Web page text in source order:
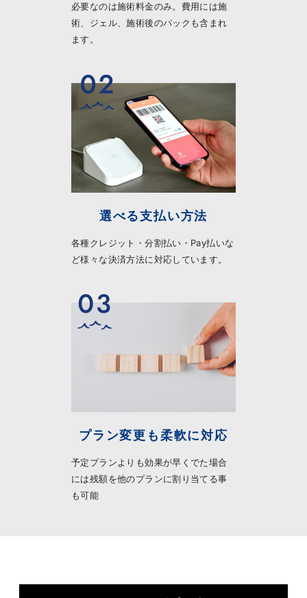
必要なのは施術料金のみ。費用には施
術、ジェル、施術後のパックも含まれ
ます。
選べる支払い方法
各種クレジット・分割払い・Pay払いな
ど様々な決済方法に対応しています。
プラン変更も柔軟に対応
予定プランよりも効果が早くでた場合
には残額を他のプランに割り当てる事
も可能